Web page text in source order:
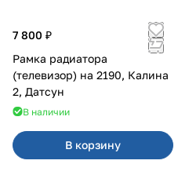
7 800 ₽
Рамка радиатора
(телевизор) на 2190, Калина
2, Датсун
В наличии
В корзину